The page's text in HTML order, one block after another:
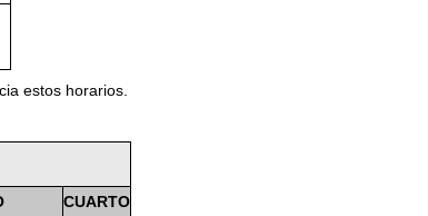
estos horarios.
CUARTO